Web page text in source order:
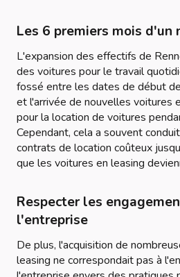
Les 6 premiers mois d'un
L'expansion des effectifs de
des voitures pour le travail
fossé entre les dates de début
et l'arrivée de nouvelles voitures
pour la location de voitures
Cependant, cela a souvent
contrats de location coûteux
que les voitures en leasing
Respecter les
l'entreprise
De plus, l'acquisition de
leasing ne correspondait pas à